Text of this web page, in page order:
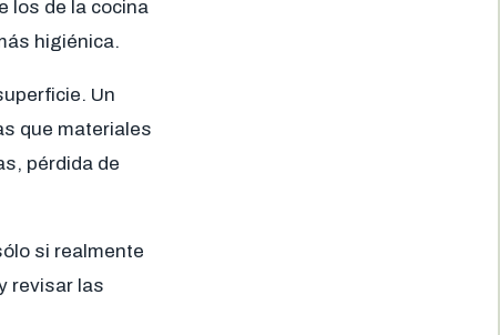
los de la cocina
higiénica.
Un
que materiales
pérdida de
si realmente
revisar las